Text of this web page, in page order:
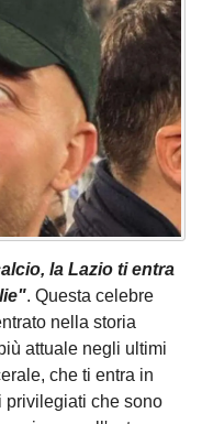
la Lazio ti entra
. Questa celebre
nella storia
attuale negli ultimi
che ti entra in
privilegiati che sono